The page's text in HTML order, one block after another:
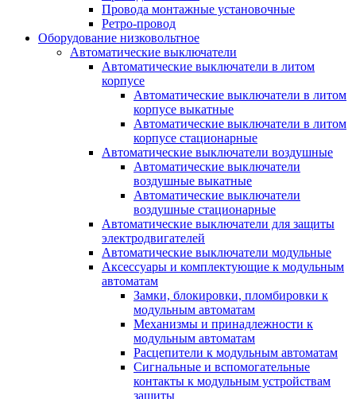
Провода монтажные установочные
Ретро-провод
Оборудование низковольтное
Автоматические выключатели
Автоматические выключатели в литом
корпусе
Автоматические выключатели в литом
корпусе выкатные
Автоматические выключатели в литом
корпусе стационарные
Автоматические выключатели воздушные
Автоматические выключатели
воздушные выкатные
Автоматические выключатели
воздушные стационарные
Автоматические выключатели для защиты
электродвигателей
Автоматические выключатели модульные
Аксессуары и комплектующие к модульным
автоматам
Замки, блокировки, пломбировки к
модульным автоматам
Механизмы и принадлежности к
модульным автоматам
Расцепители к модульным автоматам
Сигнальные и вспомогательные
контакты к модульным устройствам
защиты